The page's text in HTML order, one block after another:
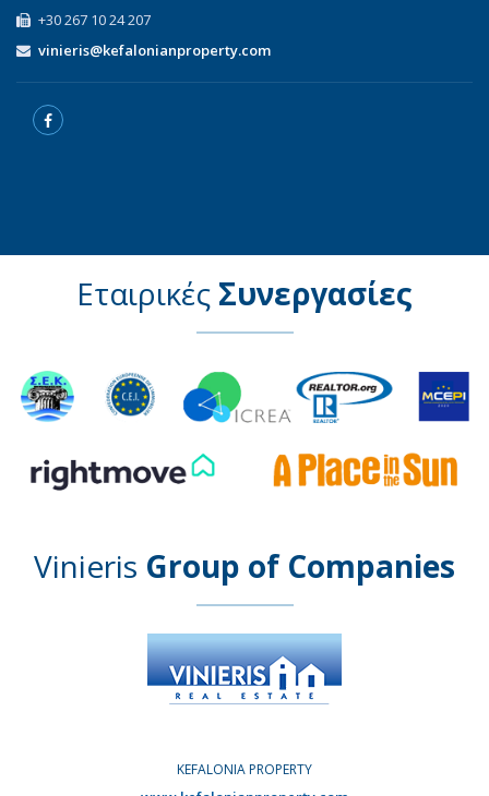
+30 267 10 24 207
vinieris@kefalonianproperty.com
Εταιρικές Συνεργασίες
Vinieris Group of Companies
KEFALONIA PROPERTY